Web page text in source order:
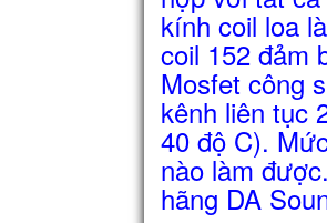
kính coil loa
coil 152 đảm
Mosfet công
kênh liên tục
40 độ C).
nào làm
hãng DA